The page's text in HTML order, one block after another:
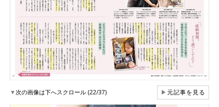
▼次の画像は下へスクロール (22/37) ▶元記事を見る